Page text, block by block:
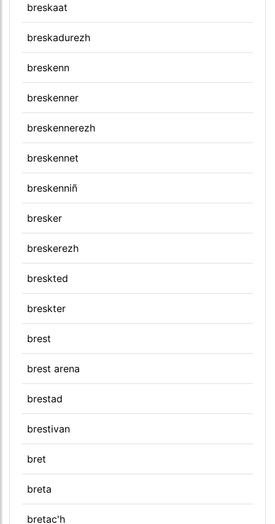
breskaat
breskadurezh
breskenn
breskenner
breskennerezh
breskennet
breskenniñ
bresker
breskerezh
breskted
breskter
brest
brest arena
brestad
brestivan
bret
breta
bretac'h